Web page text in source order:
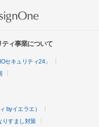
ィ事業について
セキュリティ24」
byイエラエ）
りすまし対策